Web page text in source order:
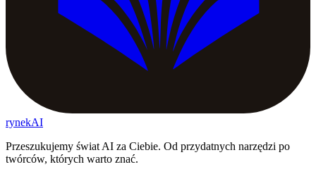
rynekAI
Przeszukujemy świat AI za Ciebie. Od przydatnych narzędzi po
twórców, których warto znać.